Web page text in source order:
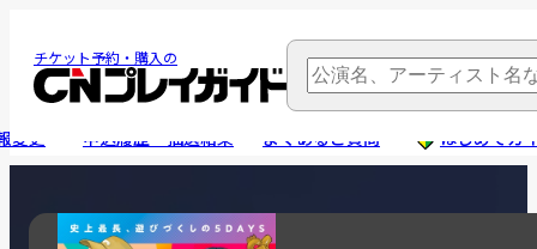
チケット予約・購入の
変更 申込履歴・抽選結果 よくあるご質問 はじめてガ